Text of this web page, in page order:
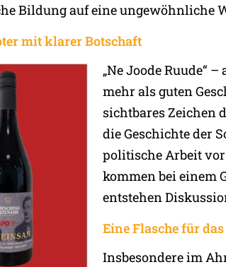
Bildung auf eine ungewöhnliche
mit klarer Botschaft
„Ne Joode Ruude“
mehr als guten
sichtbares Zeichen
die Geschichte der
politische Arbeit
kommen bei einem
entstehen
Eine Flasche für
Insbesondere im